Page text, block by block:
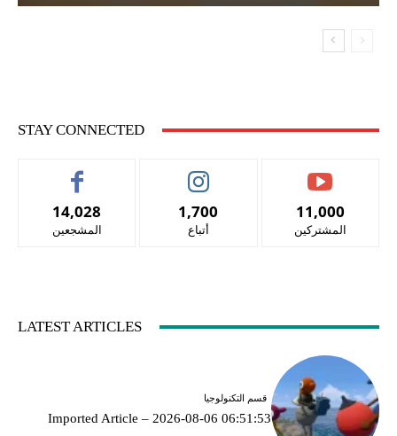
STAY CONNECTED
14,028
المشجعين
1,700
أتباع
11,000
المشتركين
LATEST ARTICLES
قسم التكنولوجيا
Imported Article – 2026-08-06 06:51:53